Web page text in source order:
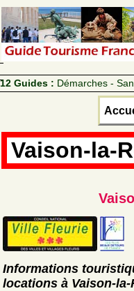
12 Guides : Démarches -
Vaison-la-
Informations
locations à Vaison-la-